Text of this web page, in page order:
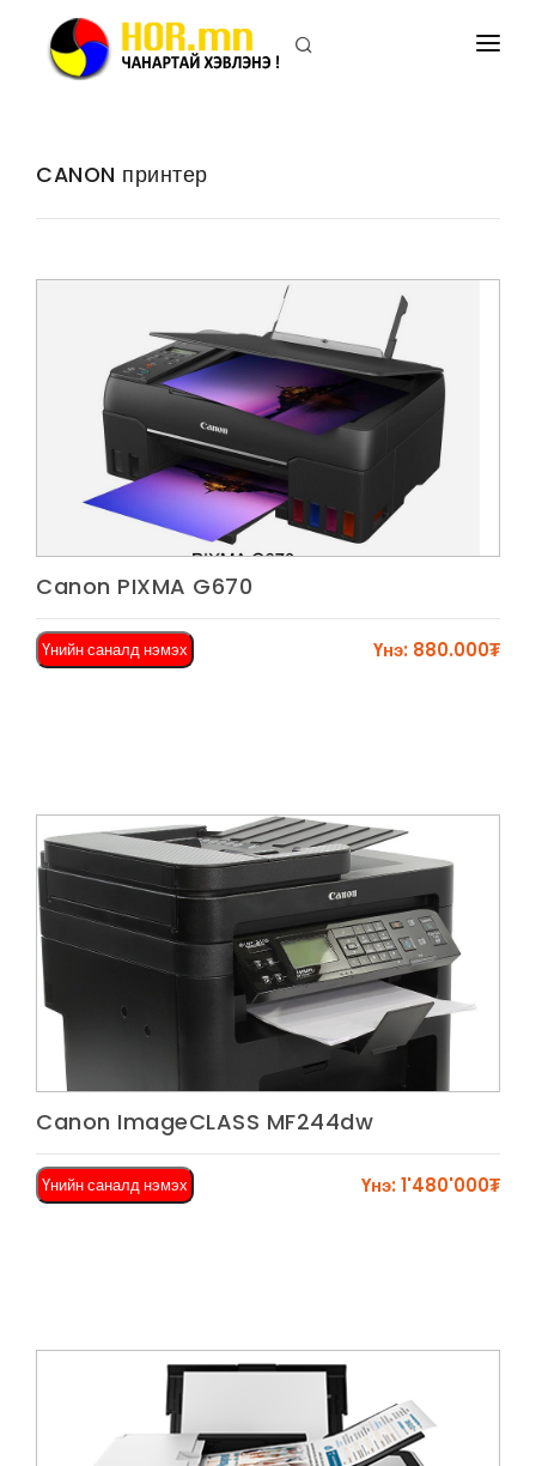
ХОЛБОО БАРИХ
CANON принтер
Харах
Canon PIXMA G670
Үнийн саналд нэмэх Үнэ: 880.000₮
Харах
Canon ImageCLASS MF244dw
Үнийн саналд нэмэх Үнэ: 1'480'000₮